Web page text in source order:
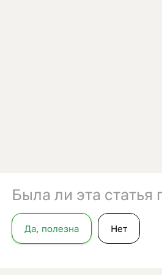
Была ли эта статья
Да, полезна Нет